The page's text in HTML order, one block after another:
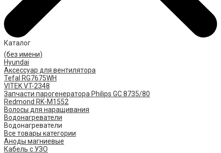
Каталог
(без имени)
Hyundai
Аксессуар для вентилятора
Tefal RG7675WH
VITEK VT-2348
Запчасти парогенератора Philips GC 8735/80
Redmond RK-M1552
Волосы для наращивания
Водонагреватели
Водонагреватели
Все товары категории
Аноды магниевые
Кабель с УЗО